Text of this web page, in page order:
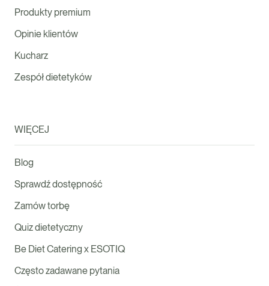
Produkty premium
Opinie klientów
Kucharz
Zespół dietetyków
WIĘCEJ
Blog
Sprawdź dostępność
Zamów torbę
Quiz dietetyczny
Be Diet Catering x ESOTIQ
Często zadawane pytania